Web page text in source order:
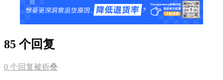
85 个回复
0 个回复被折叠